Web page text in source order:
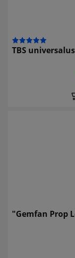
TBS
"Gemfan Prop